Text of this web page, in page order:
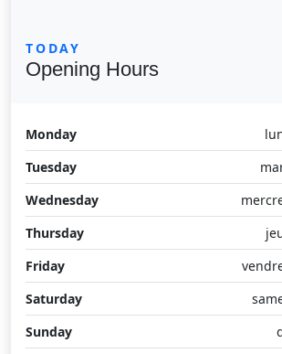
TODAY
Opening Hours
Monday
Tuesday
Wednesday
Thursday
Friday
Saturday
Sunday